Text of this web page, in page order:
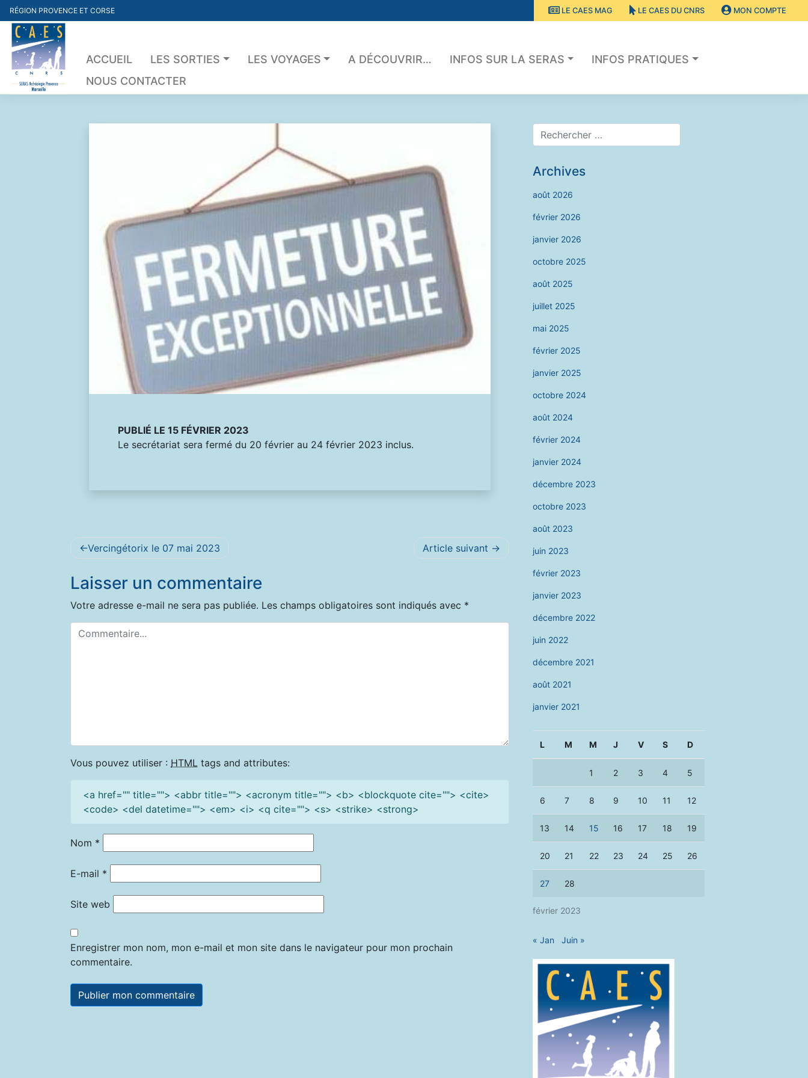
Skip
to
content
RÉGION PROVENCE ET CORSE LE CAES MAG LE CAES DU CNRS MON COMPTE
ACCUEIL LES SORTIES LES VOYAGES A DÉCOUVRIR… INFOS SUR LA SERAS
INFOS PRATIQUES
NOUS CONTACTER
PUBLIÉ LE 15 FÉVRIER 2023
Le secrétariat sera fermé du 20 février au 24 février 2023 inclus.
Navigation
l’article
Vercingétorix le 07 mai 2023 Article suivant
Laisser un commentaire
Votre adresse e-mail ne sera pas publiée. Les champs obligatoires sont indiqués avec *
Vous pouvez utiliser : HTML tags and attributes:
<a href="" title=""> <abbr title=""> <acronym title=""> <b> <blockquote cite=""> <cite>
<code> <del datetime=""> <em> <i> <q cite=""> <s> <strike> <strong>
Nom *
E-mail *
Site web
Enregistrer mon nom, mon e-mail et mon site dans le navigateur pour mon prochain
commentaire.
Archives
août 2026
février 2026
janvier 2026
octobre 2025
août 2025
juillet 2025
mai 2025
février 2025
janvier 2025
octobre 2024
août 2024
février 2024
janvier 2024
décembre 2023
octobre 2023
août 2023
juin 2023
février 2023
janvier 2023
décembre 2022
juin 2022
décembre 2021
août 2021
janvier 2021
février 2023
L M M J V S D
1 2 3 4 5
6 7 8 9 10 11 12
13 14 15 16 17 18 19
20 21 22 23 24 25 26
27 28
« Jan Juin »